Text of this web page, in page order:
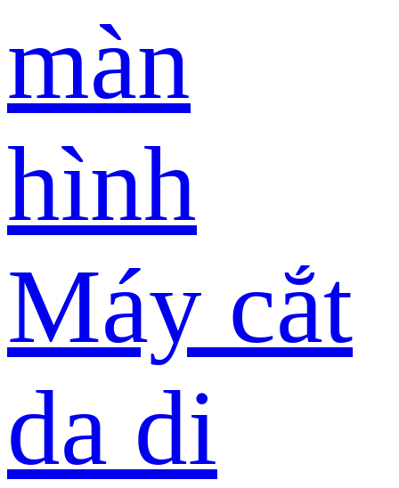
màn
hình
Máy cắt
da di